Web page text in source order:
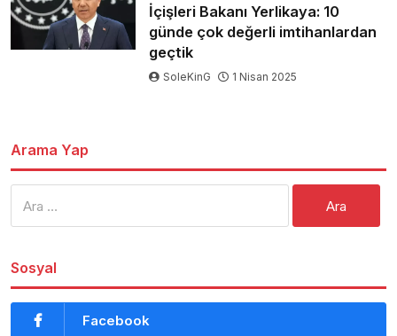
İçişleri Bakanı Yerlikaya: 10
günde çok değerli imtihanlardan
geçtik
SoleKinG 1 Nisan 2025
Arama Yap
Sosyal
Facebook